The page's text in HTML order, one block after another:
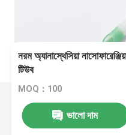
নরম অ্যানাস্থেসিয়া
টিউব
MOQ：100
ভালো দাম